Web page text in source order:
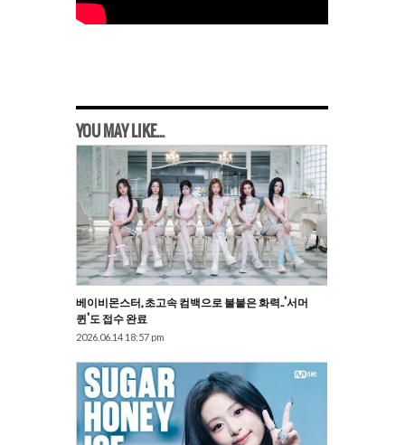
YOU MAY LIKE...
베이비몬스터, 초고속 컴백으로 불붙은 화력..’서머
퀸’도 접수 완료
2026.06.14 18:57 pm